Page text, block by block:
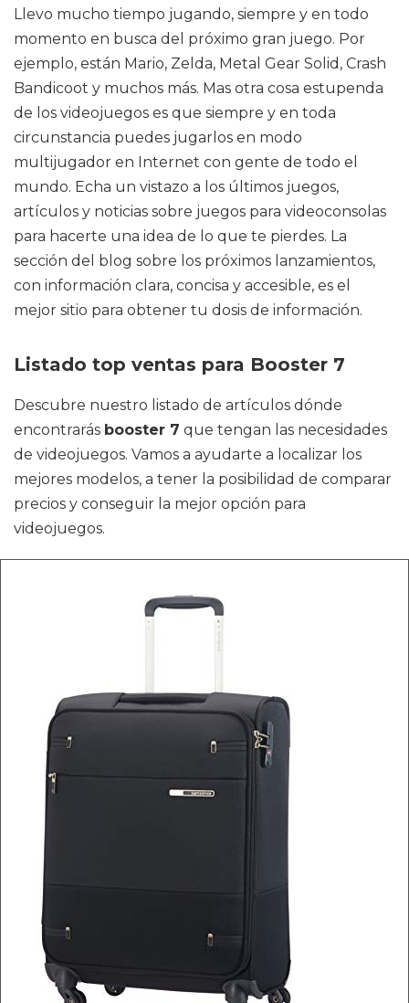
Llevo mucho tiempo jugando, siempre y en todo
momento en busca del próximo gran juego. Por
ejemplo, están Mario, Zelda, Metal Gear Solid, Crash
Bandicoot y muchos más. Mas otra cosa estupenda
de los videojuegos es que siempre y en toda
circunstancia puedes jugarlos en modo
multijugador en Internet con gente de todo el
mundo. Echa un vistazo a los últimos juegos,
artículos y noticias sobre juegos para videoconsolas
para hacerte una idea de lo que te pierdes. La
sección del blog sobre los próximos lanzamientos,
con información clara, concisa y accesible, es el
mejor sitio para obtener tu dosis de información.
Listado top ventas para Booster 7
Descubre nuestro listado de artículos dónde
encontrarás booster 7 que tengan las necesidades
de videojuegos. Vamos a ayudarte a localizar los
mejores modelos, a tener la posibilidad de comparar
precios y conseguir la mejor opción para
videojuegos.